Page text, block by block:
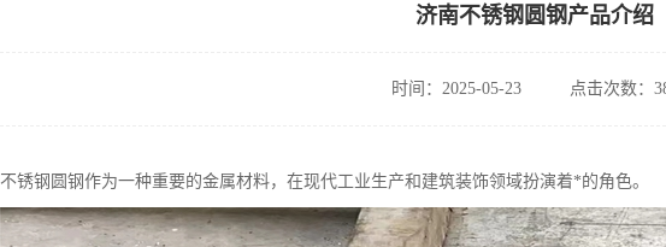
济南不锈钢圆钢产品介绍
时间：2025-05-23 点击次数：
不锈钢圆钢作为一种重要的金属材料，在现代工业生产和建筑装饰领域扮演着*的角色。